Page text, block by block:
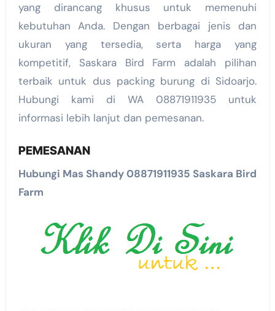
yang dirancang khusus untuk memenuhi
kebutuhan Anda. Dengan berbagai jenis dan
ukuran yang tersedia, serta harga yang
kompetitif, Saskara Bird Farm adalah pilihan
terbaik untuk dus packing burung di Sidoarjo.
Hubungi kami di WA 08871911935 untuk
informasi lebih lanjut dan pemesanan.
PEMESANAN
Hubungi Mas Shandy 08871911935 Saskara Bird
Farm